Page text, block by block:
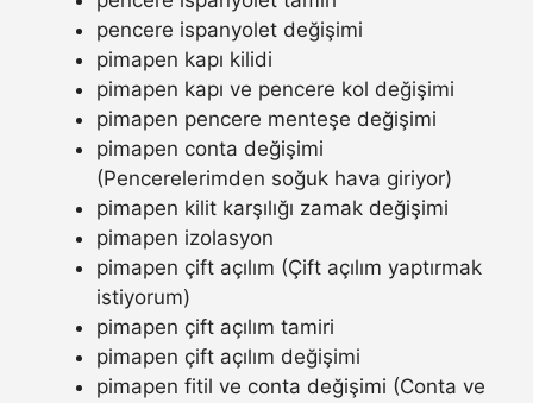
pencere ispanyolet değişimi
pimapen kapı kilidi
pimapen kapı ve pencere kol değişimi
pimapen pencere menteşe değişimi
pimapen conta değişimi
(Pencerelerimden soğuk hava giriyor)
pimapen kilit karşılığı zamak değişimi
pimapen izolasyon
pimapen çift açılım (Çift açılım yaptırmak
istiyorum)
pimapen çift açılım tamiri
pimapen çift açılım değişimi
pimapen fitil ve conta değişimi (Conta ve